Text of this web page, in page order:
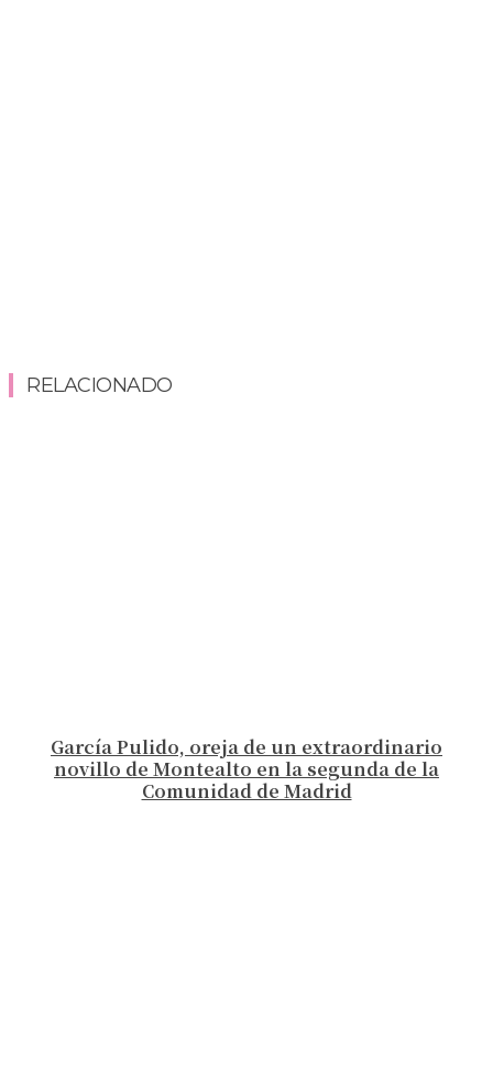
RELACIONADO
García Pulido, oreja de un extraordinario
novillo de Montealto en la segunda de la
Comunidad de Madrid